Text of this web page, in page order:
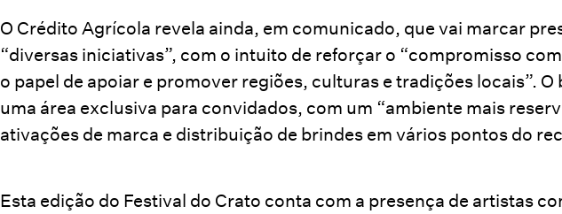
O Crédito Agrícola revela ainda, em comunicado, que vai marcar
“diversas iniciativas”, com o intuito de reforçar o “compromisso
o papel de apoiar e promover regiões, culturas e tradições locais”. O
uma área exclusiva para convidados, com um “ambiente mais
ativações de marca e distribuição de brindes em vários pontos do
Esta edição do Festival do Crato conta com a presença de artistas